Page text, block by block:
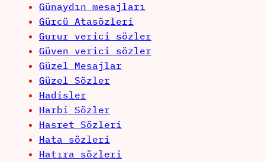
Günaydın mesajları
Gürcü Atasözleri
Gurur verici sözler
Güven verici sözler
Güzel Mesajlar
Güzel Sözler
Hadisler
Harbi Sözler
Hasret Sözleri
Hata sözleri
Hatıra sözleri